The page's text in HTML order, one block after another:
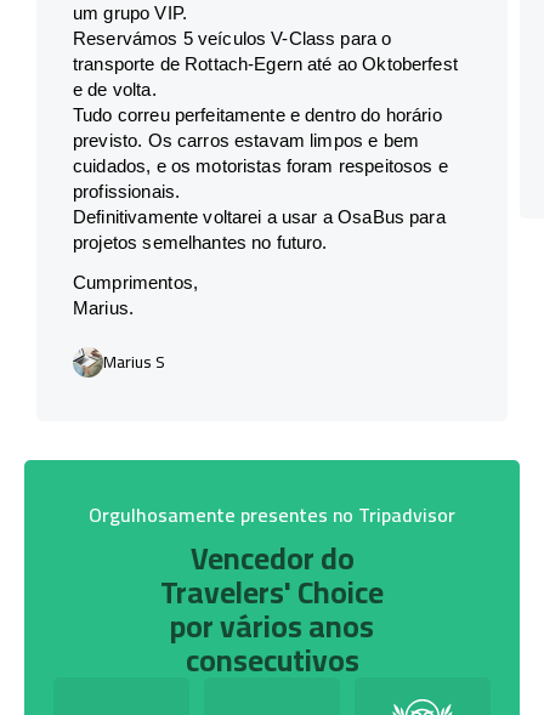
um grupo VIP.
Reservámos 5 veículos V-Class para o
transporte de Rottach-Egern até ao Oktoberfest
e de volta.
Tudo correu perfeitamente e dentro do horário
previsto. Os carros estavam limpos e bem
cuidados, e os motoristas foram respeitosos e
profissionais.
Definitivamente voltarei a usar a OsaBus para
projetos semelhantes no futuro.
Cumprimentos,
Marius.
Marius S
Orgulhosamente presentes no Tripadvisor
Vencedor do
Travelers' Choice
por vários anos
consecutivos